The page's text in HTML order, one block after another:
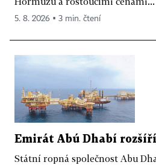
5. 8. 2026 ▪ 3 min. čtení
Emirát Abú Dhabí
Státní ropná společnost Abu